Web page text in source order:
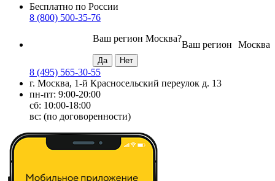
Бесплатно по России
8 (800) 500-35-76
Москва
Ваш регион
Ваш регион Москва?
8 (495) 565-30-55
г. Москва, 1-й Красносельский переулок д. 13
пн-пт: 9:00-20:00
сб: 10:00-18:00
вс: (по договоренности)